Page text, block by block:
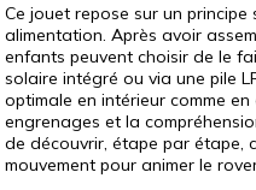
Ce jouet repose sur un
alimentation. Après avoir
enfants peuvent choisir de le
solaire intégré ou via une pile
optimale en intérieur comme
engrenages et la
de découvrir, étape par étape,
mouvement pour animer le